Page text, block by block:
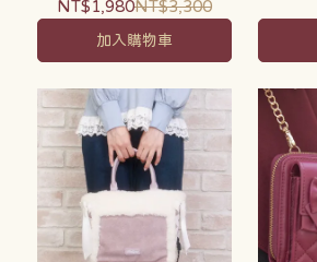
NT$1,980NT$3,300
加入購物車